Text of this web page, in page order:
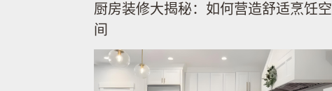
厨房装修大揭秘：如何营造舒适烹饪空
间